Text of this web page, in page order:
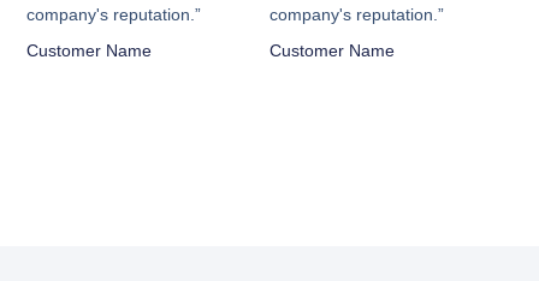
company's reputation.”
Customer Name
company's reputation.”
Customer Name